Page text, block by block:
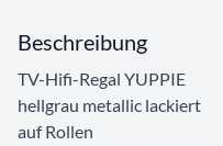
Beschreibung
TV-Hifi-Regal YUPPIE
hellgrau metallic lackiert
auf Rollen